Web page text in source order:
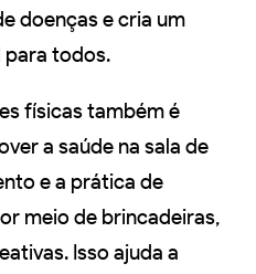
doenças e cria um
para todos.
físicas também é
a saúde na sala de
e a prática de
meio de brincadeiras,
Isso ajuda a